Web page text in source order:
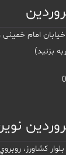
بزنید)
بلوار کشاورز،